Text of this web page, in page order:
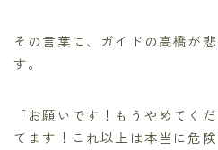
その言葉に、ガイドの高橋が
す。
「お願いです！もうやめてく
てます！これ以上は本当に危険